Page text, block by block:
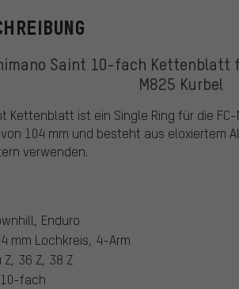
Saint 10-fach Kettenblatt
M825 Kurbel
Kettenblatt ist ein Single Ring für die
104 mm und besteht aus eloxiertem
verwenden.
Enduro
mm Lochkreis, 4-Arm
Z, 36 Z, 38 Z
fach